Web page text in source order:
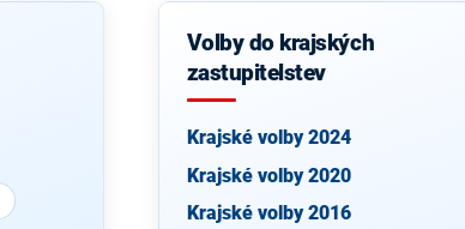
Volby do krajských
zastupitelstev
Krajské volby 2024
Krajské volby 2020
Krajské volby 2016